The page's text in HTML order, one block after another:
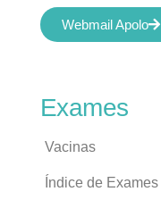
Exames
Vacinas
Índice de Exames
Webmail Apolo